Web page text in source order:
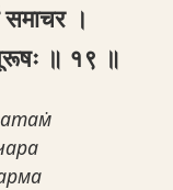
समाचर ।
पूरूषः ॥ १९ ॥